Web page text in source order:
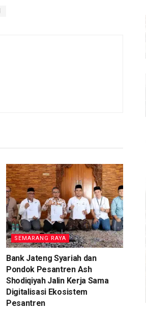
SEMARANG RAYA
Bank Jateng Syariah dan
Pondok Pesantren Ash
Shodiqiyah Jalin Kerja Sama
Digitalisasi Ekosistem
Pesantren